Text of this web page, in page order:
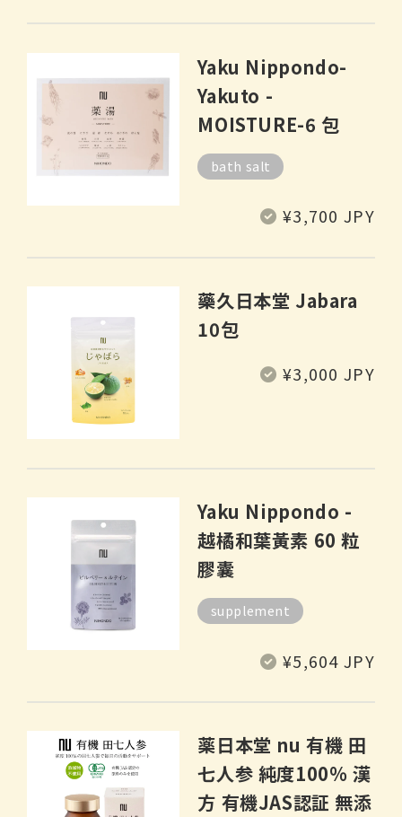
Yaku Nippondo-
Yakuto -
MOISTURE-6 包
bath salt
定 ¥3,700 JPY
藥久日本堂 Jabara
10包
定 ¥3,000 JPY
Yaku Nippondo -
越橘和葉黃素 60 粒
膠囊
supplement
定 ¥5,604 JPY
薬日本堂 nu 有機 田
七人参 純度100% 漢
方 有機JAS認証 無添